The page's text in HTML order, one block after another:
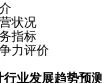
况
标
评价
行业发展趋势预